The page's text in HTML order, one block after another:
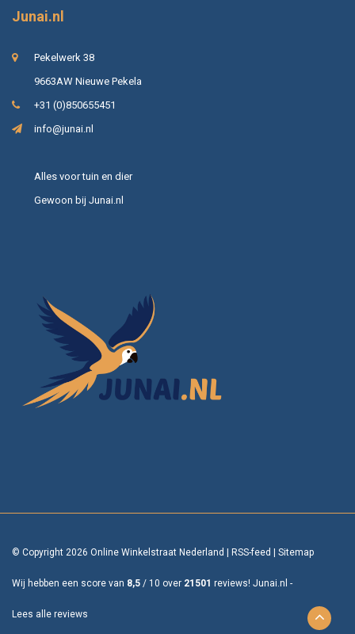
Junai.nl
Pekelwerk 38
9663AW Nieuwe Pekela
+31 (0)850655451
info@junai.nl
Alles voor tuin en dier
Gewoon bij Junai.nl
© Copyright 2026 Online Winkelstraat Nederland RSS-feed Sitemap
Wij hebben een score van 8,5 / 10 over 21501 reviews! Junai.nl -
Lees alle reviews